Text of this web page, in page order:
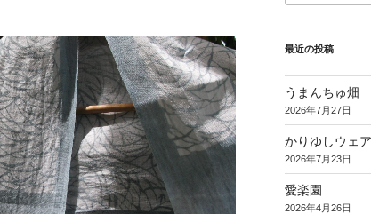
最近の投稿
うまんちゅ畑
2026年7月27日
かりゆしウェア
2026年7月23日
愛楽園
2026年4月26日